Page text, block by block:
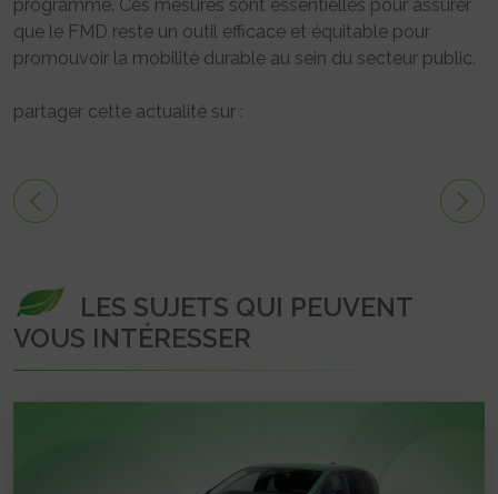
programme. Ces mesures sont essentielles pour assurer
que le FMD reste un outil efficace et équitable pour
promouvoir la mobilité durable au sein du secteur public.
partager cette actualité sur :
LES SUJETS QUI PEUVENT
VOUS INTÉRESSER